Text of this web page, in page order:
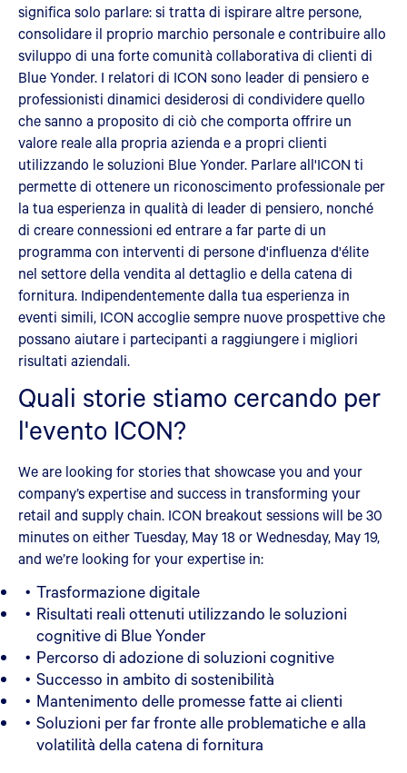
significa solo parlare: si tratta di ispirare altre persone,
consolidare il proprio marchio personale e contribuire allo
sviluppo di una forte comunità collaborativa di clienti di
Blue Yonder. I relatori di ICON sono leader di pensiero e
professionisti dinamici desiderosi di condividere quello
che sanno a proposito di ciò che comporta offrire un
valore reale alla propria azienda e a propri clienti
utilizzando le soluzioni Blue Yonder. Parlare all'ICON ti
permette di ottenere un riconoscimento professionale per
la tua esperienza in qualità di leader di pensiero, nonché
di creare connessioni ed entrare a far parte di un
programma con interventi di persone d'influenza d'élite
nel settore della vendita al dettaglio e della catena di
fornitura. Indipendentemente dalla tua esperienza in
eventi simili, ICON accoglie sempre nuove prospettive che
possano aiutare i partecipanti a raggiungere i migliori
risultati aziendali.
Quali storie stiamo cercando per
l'evento ICON?
We are looking for stories that showcase you and your
company’s expertise and success in transforming your
retail and supply chain. ICON breakout sessions will be 30
minutes on either Tuesday, May 18 or Wednesday, May 19,
and we’re looking for your expertise in:
Trasformazione digitale
Risultati reali ottenuti utilizzando le soluzioni
cognitive di Blue Yonder
Percorso di adozione di soluzioni cognitive
Successo in ambito di sostenibilità
Mantenimento delle promesse fatte ai clienti
Soluzioni per far fronte alle problematiche e alla
volatilità della catena di fornitura